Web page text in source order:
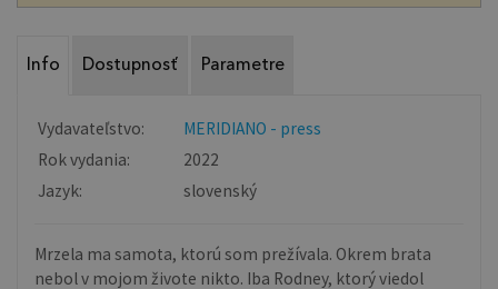
Info Dostupnosť Parametre
Vydavateľstvo:
MERIDIANO - press
Rok vydania:
2022
Jazyk:
slovenský
Mrzela ma samota, ktorú som prežívala. Okrem brata
nebol v mojom živote nikto. Iba Rodney, ktorý viedol